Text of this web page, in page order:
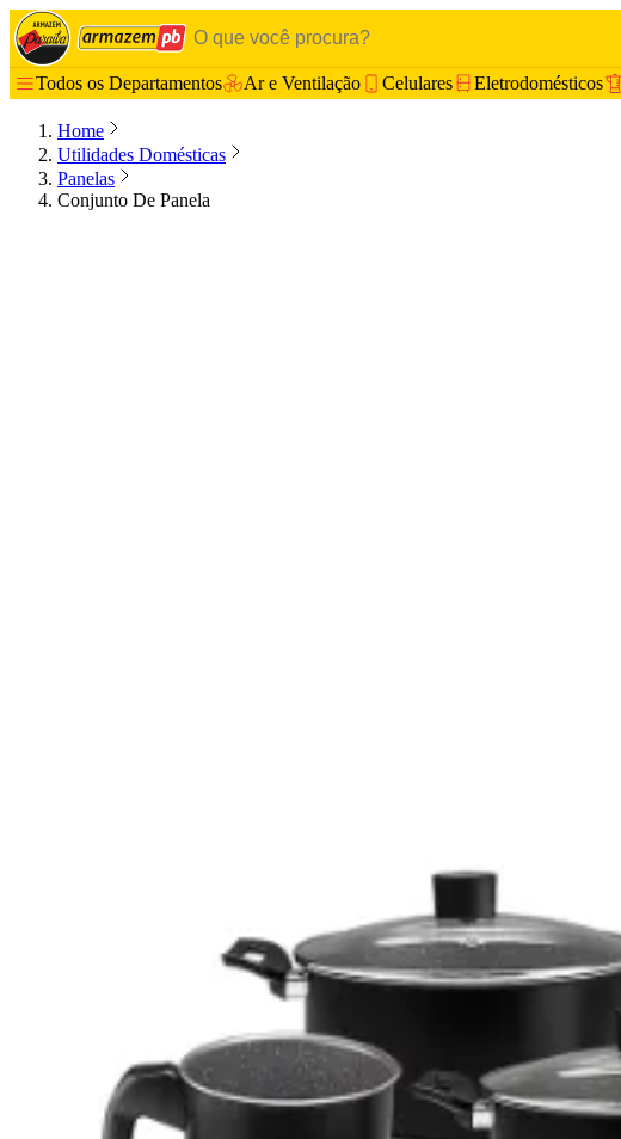
Todos os Departamentos Ar e Ventilação Celulares Eletrodomésticos
Home
Utilidades Domésticas
Panelas
Conjunto De Panela